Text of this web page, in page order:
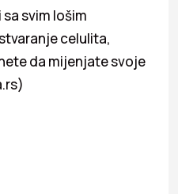
svim lošim
celulita,
da mijenjate svoje